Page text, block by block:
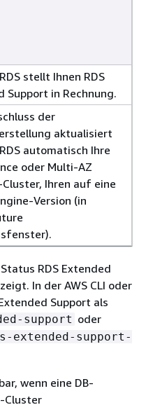
stellt Ihnen RDS
Support in Rechnung.
der
aktualisiert
automatisch Ihre
oder Multi-AZ
Cluster, Ihren auf eine
Version (in
RDS Extended
In der AWS CLI oder
Support als
support oder
extended-support-
wenn eine DB-
Cluster